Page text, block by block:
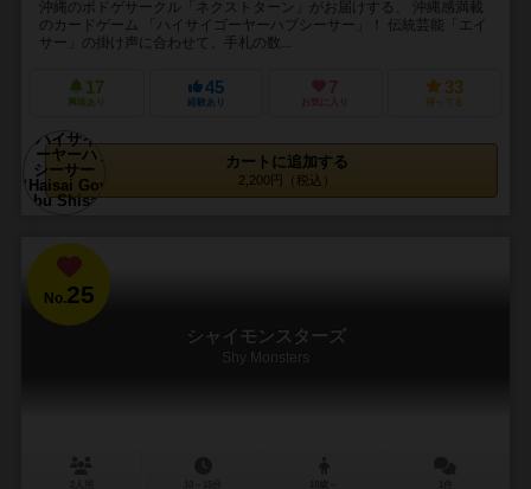
沖縄のボドゲサークル「ネクストターン」がお届けする、 沖縄感満載
のカードゲーム 「ハイサイゴーヤーハブシーサー」！ 伝統芸能「エイ
サー」の掛け声に合わせて、手札の数...
17
興味あり
45
経験あり
7
お気に入り
33
持ってる
カートに追加する
2,200円（税込）
No.25
シャイモンスターズ
Shy Monsters